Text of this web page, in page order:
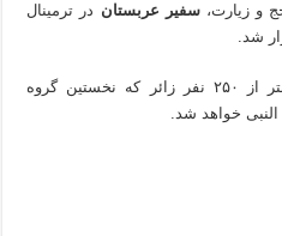
و زیارت،سفیر عربستان در ترمینال
شد.
بر همین مبنا تا ساعتی دیگر بیشتر از ۲۵۰ نفر زائر که نخستین گروه
خواهد شد.